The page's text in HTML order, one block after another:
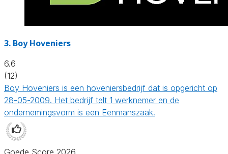
3. Boy Hoveniers
6.6
(12)
Boy Hoveniers is een hoveniersbedrijf dat is opgericht op
28-05-2009. Het bedrijf telt 1 werknemer en de
ondernemingsvorm is een Eenmanszaak.
Goede Score 2026